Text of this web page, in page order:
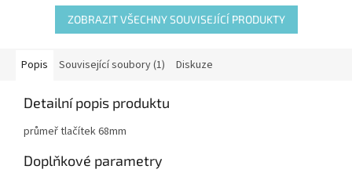
ZOBRAZIT VŠECHNY SOUVISEJÍCÍ PRODUKTY
Popis Související soubory (1) Diskuze
Detailní popis produktu
průmeř tlačítek 68mm
Doplňkové parametry